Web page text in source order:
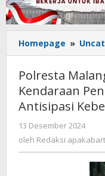
Homepage »
Polresta
Kendaraan
Antisipasi
13 Desember 2024
oleh Redaksi